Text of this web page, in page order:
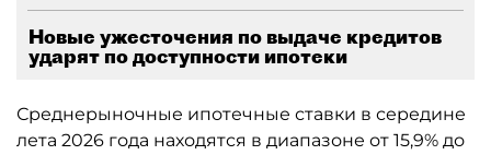
Новые ужесточения по выдаче кредитов
ударят по доступности ипотеки
Среднерыночные ипотечные ставки в середине
лета 2026 года находятся в диапазоне от 15,9% до